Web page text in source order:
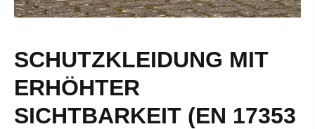
SCHUTZKLEIDUNG MIT
ERHÖHTER
SICHTBARKEIT (EN 17353